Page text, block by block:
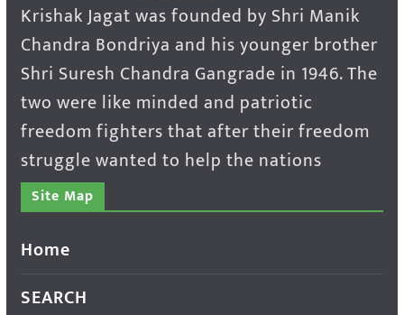
Krishak Jagat was founded by Shri Manik
Chandra Bondriya and his younger brother
Shri Suresh Chandra Gangrade in 1946. The
two were like minded and patriotic
freedom fighters that after their freedom
struggle wanted to help the nations
Site Map
Home
SEARCH